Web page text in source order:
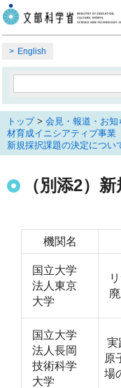
English
トップ> 会見・報道・お知
材育成イニシアティブ事業
新規採択課題の決定につい
（別添2）
機関名
国立大学
法人東京
大学
国立大学
法人長岡
技術科学
大学
実
原
場